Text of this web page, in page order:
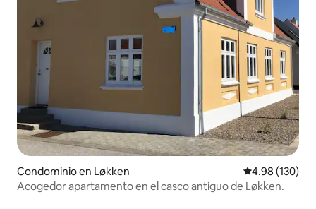
Condominio en Løkken Calificación
4.98 (130)
Acogedor apartamento en el casco antiguo de Løkken.